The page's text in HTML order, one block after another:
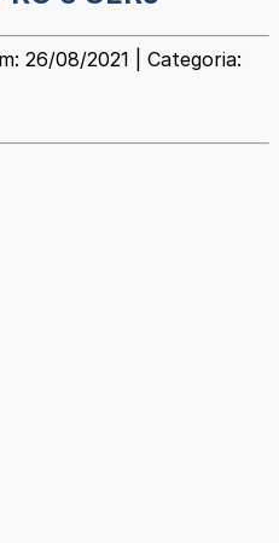
26/08/2021 | Categoria: